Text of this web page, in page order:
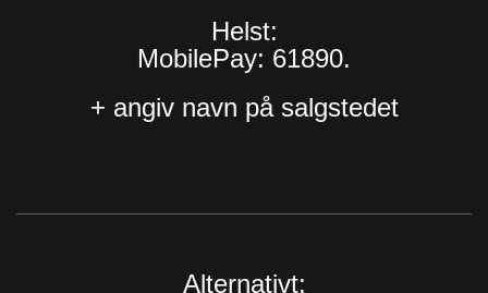
Helst:
MobilePay: 61890.
+ angiv navn på salgstedet
Alternativt: